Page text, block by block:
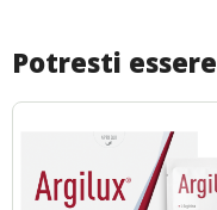
Potresti